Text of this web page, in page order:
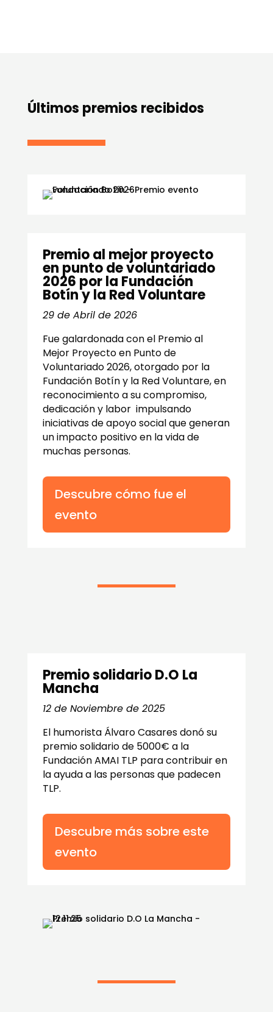
Últimos premios recibidos
Premio al mejor proyecto
en punto de voluntariado
2026 por la Fundación
Botín y la Red Voluntare
29 de Abril de 2026
Fue galardonada con el Premio al
Mejor Proyecto en Punto de
Voluntariado 2026, otorgado por la
Fundación Botíny la Red Voluntare, en
reconocimiento a su compromiso,
dedicación y labor impulsando
iniciativas de apoyo social que generan
un impacto positivo en la vida de
muchas personas.
Descubre cómo fue el
evento
Premio solidario D.O La
Mancha
12 de Noviembre de 2025
El humorista Álvaro Casares donó su
premio solidario de 5000€ a la
Fundación AMAI TLP para contribuir en
la ayuda a las personas que padecen
TLP.
Descubre más sobre este
evento